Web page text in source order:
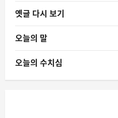
옛글 다시 보기
오늘의 말
오늘의 수치심